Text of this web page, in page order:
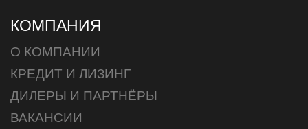
КОМПАНИЯ
О КОМПАНИИ
КРЕДИТ И ЛИЗИНГ
ДИЛЕРЫ И ПАРТНЁРЫ
ВАКАНСИИ